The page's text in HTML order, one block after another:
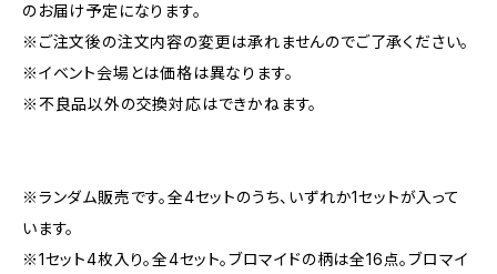
のお届け予定になります。
※ご注文後の注文内容の変更は承れませんのでご了承ください。
※イベント会場とは価格は異なります。
※不良品以外の交換対応はできかねます。
※ランダム販売です。全4セットのうち、いずれか1セットが入って
います。
※1セット4枚入り。全4セット。ブロマイドの柄は全16点。ブロマイ